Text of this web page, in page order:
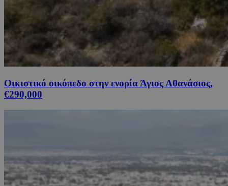
Οικιστικό οικόπεδο στην ενορία Άγιος Αθανάσιος,
€290,000